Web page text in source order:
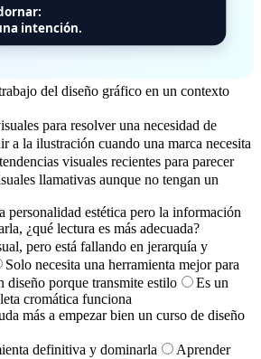
del diseño gráfico en un contexto
para resolver una necesidad de
a la ilustración cuando una marca necesita
visuales recientes para parecer
llamativas aunque no tengan un
personalidad estética pero la información
¿qué lectura es más adecuada?
pero está fallando en jerarquía y
Solo necesita una herramienta mejor para
diseño porque transmite estilo
Es un
cromática funciona
más a empezar bien un curso de diseño
definitiva y dominarla
Aprender